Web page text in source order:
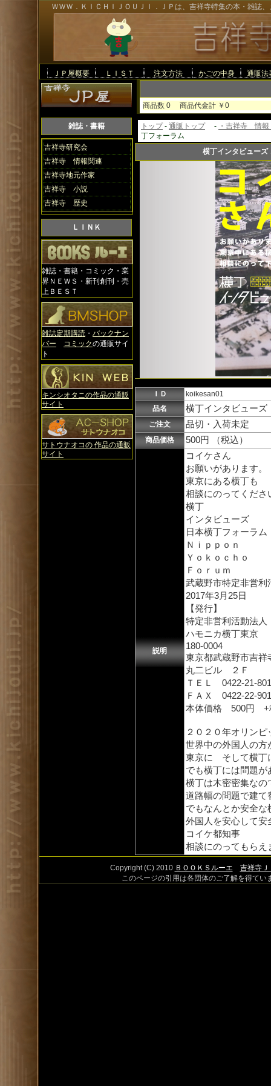
ＷＷＷ．ＫＩＣＨＩＪＯＵＪＩ．ＪＰは、吉祥寺特集の本・雑誌
ＪＰ屋概要 ＬＩＳＴ 注文方法 かごの中身 通販法
雑誌・書籍
吉祥寺研究会
吉祥寺 情報関連
吉祥寺地元作家
吉祥寺 小説
吉祥寺 歴史
ＬＩＮＫ
雑誌・書籍・コミック・業
界ＮＥＷＳ・新刊創刊・売
上ＢＥＳＴ
雑誌定期購読 ・ バックナン
バー
コミックの通販サイ
ト
キンシオタニの作品の通販
サイト
サトウナオコの 作品の通販
サイト
商品数 0 商品代金
トップ- 通販トップ- ・吉祥寺 情
丁フォーラム
横丁インタビュー
ＩＤ
koikesan01
品名
横丁インタビュー
ご注文 品切・入荷未定
商品価格 500円 （税込）
説明
コイケさん
お願いがあります。
東京にある横丁も
相談にのってくださ
横丁
インタビューズ
日本横丁フォーラム
Ｎｉｐｐｏｎ
Ｙｏｋｏｃｈｏ
Ｆｏｒｕｍ
武蔵野市特定非営利
2017年3月25日
【発行】
特定非営利活動法人
ハモニカ横丁東京
180-0004
東京都武蔵野市吉祥
丸二ビル ２Ｆ
ＴＥＬ 0422-21-
ＦＡＸ 0422-22-
本体価格 500円 +
２０２０年オリンピ
世界中の外国人の方
東京に そして横丁
でも横丁には問題
横丁は木密密集なの
道路幅の問題で建て
でもなんとか安全な
外国人を安心して安
コイケ都知事
相談にのってもら
Copyright (C) 2010 ＢＯＯＫＳルーエ
吉祥寺Ｊ
このページの引用は各団体のご了解を得て